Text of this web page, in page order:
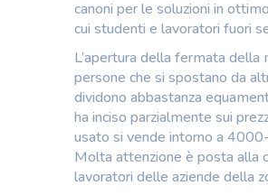
canoni per le soluzioni in
cui studenti e lavoratori fuori
L’apertura della fermata
persone che si spostano da
dividono abbastanza
ha inciso parzialmente sui
usato si vende intorno a
Molta attenzione è posta alla
lavoratori delle aziende della